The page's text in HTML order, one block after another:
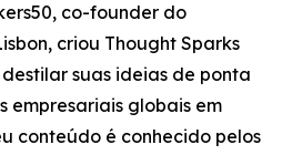
co-founder do
criou Thought Sparks
suas ideias de ponta
empresariais globais em
conteúdo é conhecido pelos